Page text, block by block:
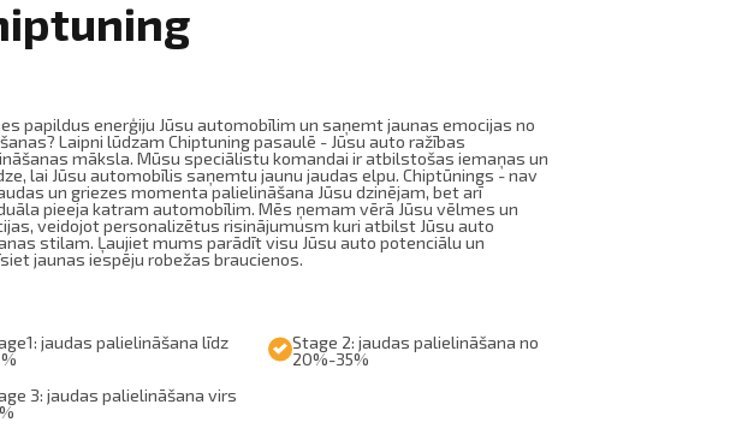
papildus enerģiju Jūsu automobīlim un saņemt jaunas emocijas no
Laipni lūdzam Chiptuning pasaulē - Jūsu auto ražības
māksla. Mūsu speciālistu komandai ir atbilstošas iemaņas un
lai Jūsu automobīlis saņemtu jaunu jaudas elpu. Chiptūnings - nav
un griezes momenta palielināšana Jūsu dzinējam, bet arī
pieeja katram automobīlim. Mēs ņemam vērā Jūsu vēlmes un
veidojot personalizētus risinājumusm kuri atbilst Jūsu auto
stilam. Ļaujiet mums parādīt visu Jūsu auto potenciālu un
jaunas iespēju robežas braucienos.
jaudas palielināšana līdz
Stage 2: jaudas palielināšana no
20%-35%
3: jaudas palielināšana virs